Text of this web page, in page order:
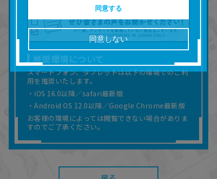
推奨環境について
スマートフォン、タブレットは以下の環境でのご利
用を推奨いたします。
・iOS 16.0以降／safari最新版
・Android OS 12.0以降／Google Chrome最新版
お客様の環境によっては閲覧できない場合がありま
すのでご了承ください。
使用（本サービス内の意見投稿の目的での画像
等の利用を含みます。）を超えて使用（複製、
複写、改変、掲示、頒布、配信、販売、出版等
を含むがこれに限りません。）することは禁止
いたします。
■掲載している取扱説明書は、お客様が購入され
た商品に同梱されたものと異なる場合がありま
す。
■対象商品仕様の変更などにより、取扱説明書の
内容は予告なく変更される場合があります。
■当社は、取扱説明書の正確性確保に努めており
ますが、取扱説明書の完全性を保証するもので
はありません。
■お客様のご利用環境によっては、本サービスを
ご利用いただけない場合があります。
■本サービスを利用したこと、または利用できな
たとしても、当社は何らの責任を負いません。
また、本サイトを利用したことによって、利用
同意しない
同意する